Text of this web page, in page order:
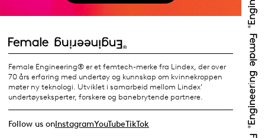
Female Engineering® er et femtech-merke fra Lindex, der over
70 års erfaring med undertøy og kunnskap om kvinnekroppen
møter ny teknologi. Utviklet i samarbeid mellom Lindex’
undertøyseksperter, forskere og banebrytende partnere.
Follow us onInstagramYouTubeTikTok